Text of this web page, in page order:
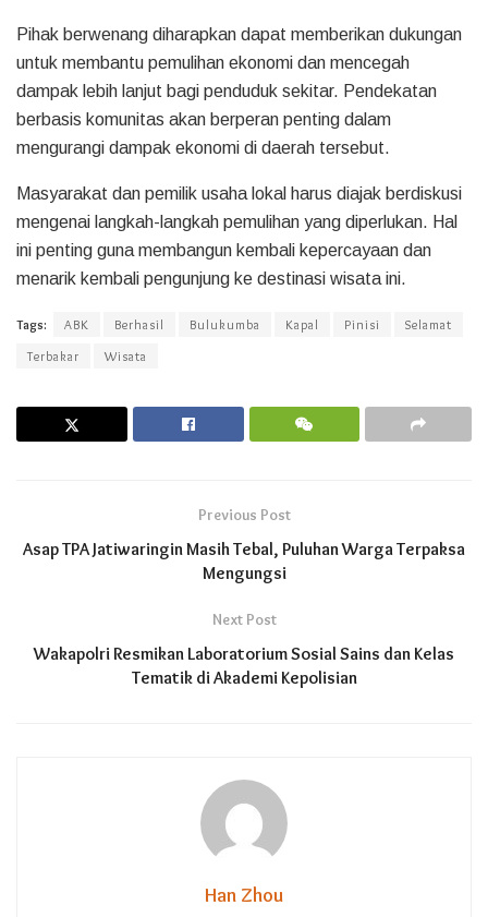
Pihak berwenang diharapkan dapat memberikan dukungan
untuk membantu pemulihan ekonomi dan mencegah
dampak lebih lanjut bagi penduduk sekitar. Pendekatan
berbasis komunitas akan berperan penting dalam
mengurangi dampak ekonomi di daerah tersebut.
Masyarakat dan pemilik usaha lokal harus diajak berdiskusi
mengenai langkah-langkah pemulihan yang diperlukan. Hal
ini penting guna membangun kembali kepercayaan dan
menarik kembali pengunjung ke destinasi wisata ini.
Tags: ABK Berhasil Bulukumba Kapal Pinisi
Selamat
Terbakar
Wisata
Previous Post
Asap TPA Jatiwaringin Masih Tebal, Puluhan Warga Terpaksa
Mengungsi
Next Post
Wakapolri Resmikan Laboratorium Sosial Sains dan Kelas
Tematik di Akademi Kepolisian
Han Zhou